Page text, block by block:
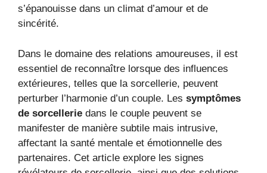
s’épanouisse dans un climat d’amour et de
sincérité.
Dans le domaine des relations amoureuses, il est
essentiel de reconnaître lorsque des influences
extérieures, telles que la sorcellerie, peuvent
perturber l’harmonie d’un couple. Les symptômes
de sorcellerie dans le couple peuvent se
manifester de manière subtile mais intrusive,
affectant la santé mentale et émotionnelle des
partenaires. Cet article explore les signes